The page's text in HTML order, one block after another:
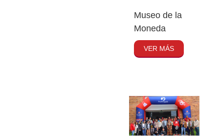
Museo de la
Moneda
VER MÁS